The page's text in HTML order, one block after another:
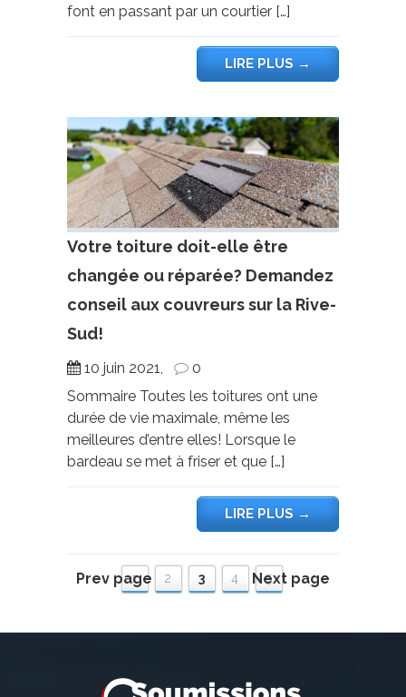
font en passant par un courtier […]
LIRE PLUS→
Votre toiture doit-elle être
changée ou réparée? Demandez
conseil aux couvreurs sur la Rive-
Sud!
10 juin 2021,
0
Sommaire Toutes les toitures ont une
durée de vie maximale, même les
meilleures d’entre elles! Lorsque le
bardeau se met à friser et que […]
LIRE PLUS→
Prev page
1 2 3 4 5
Next page